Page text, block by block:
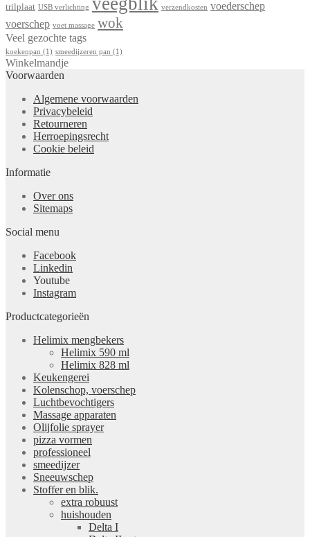
trilplaat USB verlichting verzendkosten voederschep
voerschep voet massage wok
Veel gezochte tags
koekenpan (1) smeedijzeren pan (1)
Winkelmandje
Voorwaarden
Algemene voorwaarden
Privacybeleid
Retourneren
Herroepingsrecht
Cookie beleid
Informatie
Over ons
Sitemaps
Social menu
Facebook
Linkedin
Youtube
Instagram
Productcategorieën
Helimix mengbekers
Helimix 590 ml
Helimix 828 ml
Keukengerei
Kolenschop, voerschep
Luchtbevochtigers
Massage apparaten
Olijfolie sprayer
pizza vormen
professioneel
smeedijzer
Sneeuwschep
Stoffer en blik.
extra robuust
huishouden
Delta I